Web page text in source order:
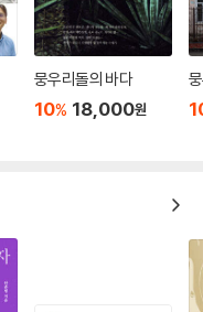
뭉우리돌의 바다
10% 18,000원